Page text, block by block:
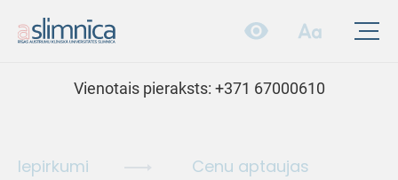
Vienotais pieraksts: +371 67000610
Iepirkumi Cenu aptaujas